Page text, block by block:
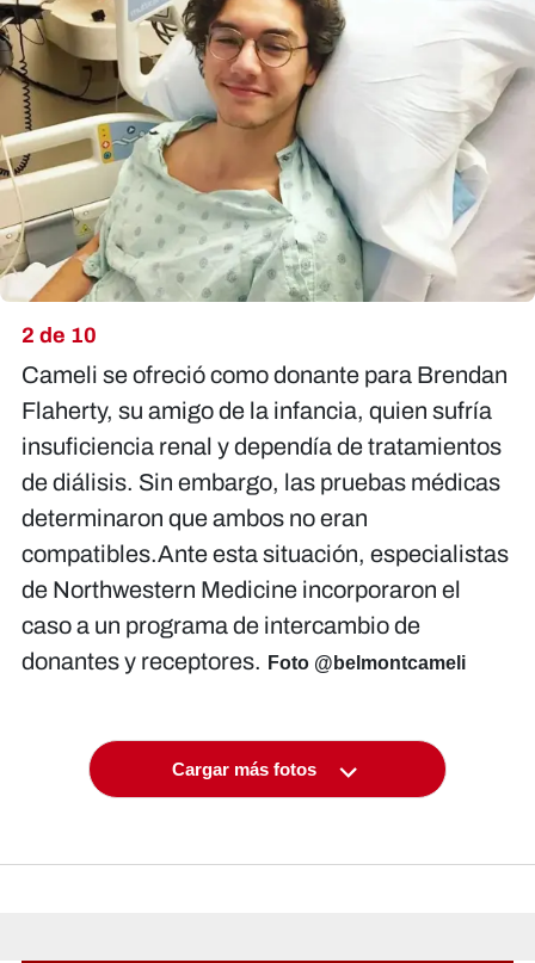
2 de 10
Cameli se ofreció como donante para Brendan
Flaherty, su amigo de la infancia, quien sufría
insuficiencia renal y dependía de tratamientos
de diálisis. Sin embargo, las pruebas médicas
determinaron que ambos no eran
compatibles.Ante esta situación, especialistas
de Northwestern Medicine incorporaron el
caso a un programa de intercambio de
donantes y receptores. Foto @belmontcameli
Cargar más fotos